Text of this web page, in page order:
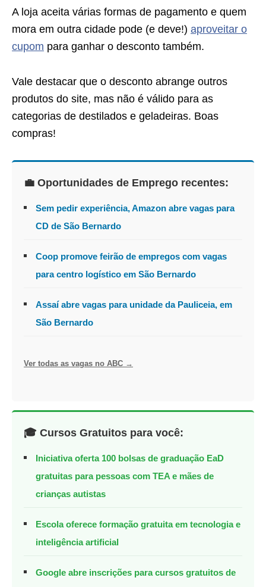
A loja aceita várias formas de pagamento e quem
mora em outra cidade pode (e deve!) aproveitar o
cupom para ganhar o desconto também.
Vale destacar que o desconto abrange outros
produtos do site, mas não é válido para as
categorias de destilados e geladeiras. Boas
compras!
💼 Oportunidades de Emprego recentes:
Sem pedir experiência, Amazon abre vagas para
CD de São Bernardo
Coop promove feirão de empregos com vagas
para centro logístico em São Bernardo
Assaí abre vagas para unidade da Pauliceia, em
São Bernardo
Ver todas as vagas no ABC →
🎓 Cursos Gratuitos para você:
Iniciativa oferta 100 bolsas de graduação EaD
gratuitas para pessoas com TEA e mães de
crianças autistas
Escola oferece formação gratuita em tecnologia e
inteligência artificial
Google abre inscrições para cursos gratuitos de